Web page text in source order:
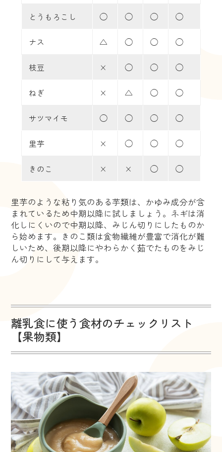
とうもろこし ◯ ◯ ◯ ◯
ナス △ ◯ ◯ ◯
枝豆 × ◯ ◯ ◯
ねぎ × △ ◯ ◯
サツマイモ ◯ ◯ ◯ ◯
里芋 × ◯ ◯ ◯
きのこ × × ◯ ◯
里芋のような粘り気のある芋類は、かゆみ成分が含
まれているため中期以降に試しましょう。ネギは消
化しにくいので中期以降、みじん切りにしたものか
ら始めます。きのこ類は食物繊維が豊富で消化が難
しいため、後期以降にやわらかく茹でたものをみじ
ん切りにして与えます。
離乳食に使う食材のチェックリスト
【果物類】